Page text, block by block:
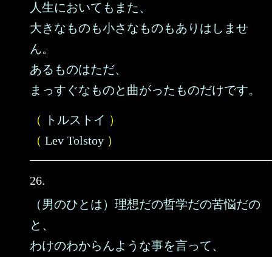
人生においてもまた、
大きなものも小さなものもありはしませ
ん。
あるものはただ、
まっすぐなものと曲がったものだけです。
（ トルストイ ）
（ Lev Tolstoy ）
26.
（男のひとは）理想だの哲学だの苦悩だの
と、
わけのわからんような事を言って、